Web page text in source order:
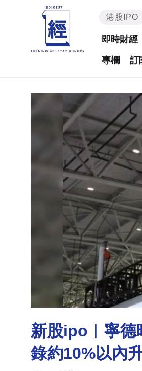
港股IPO
即時財經
專欄 訂
新股ipo︳寧德
錄約10%以內